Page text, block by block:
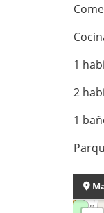
1
2
1